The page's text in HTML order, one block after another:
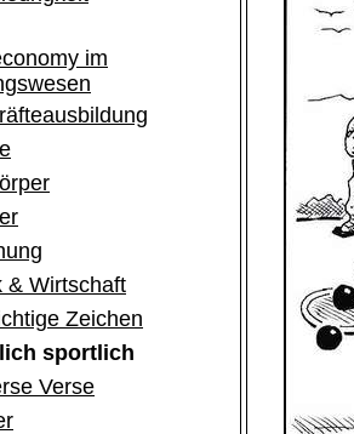
im
& Wirtschaft
Zeichen
sportlich
Verse